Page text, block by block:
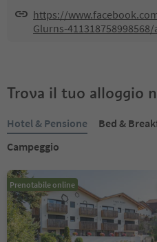
https://
Glurns-
Trova il tuo alloggio
Hotel & Pensione Bed &
Campeggio
Prenotabile online